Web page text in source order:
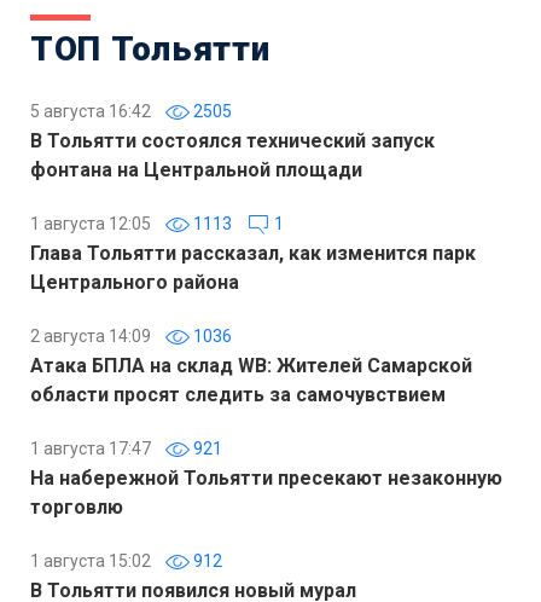
ТОП Тольятти
5 августа 16:42 2505
В Тольятти состоялся технический запуск
фонтана на Центральной площади
1 августа 12:05 1113 1
Глава Тольятти рассказал, как изменится парк
Центрального района
2 августа 14:09 1036
Атака БПЛА на склад WB: Жителей Самарской
области просят следить за самочувствием
1 августа 17:47 921
На набережной Тольятти пресекают незаконную
торговлю
1 августа 15:02 912
В Тольятти появился новый мурал